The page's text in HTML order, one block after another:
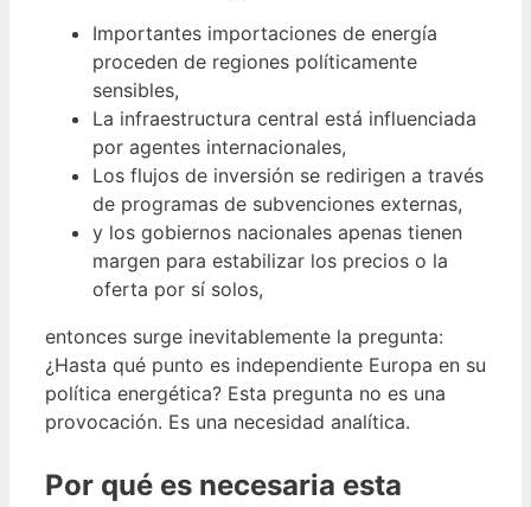
Importantes importaciones de energía
proceden de regiones políticamente
sensibles,
La infraestructura central está influenciada
por agentes internacionales,
Los flujos de inversión se redirigen a través
de programas de subvenciones externas,
y los gobiernos nacionales apenas tienen
margen para estabilizar los precios o la
oferta por sí solos,
entonces surge inevitablemente la pregunta:
¿Hasta qué punto es independiente Europa en su
política energética? Esta pregunta no es una
provocación. Es una necesidad analítica.
Por qué es necesaria esta